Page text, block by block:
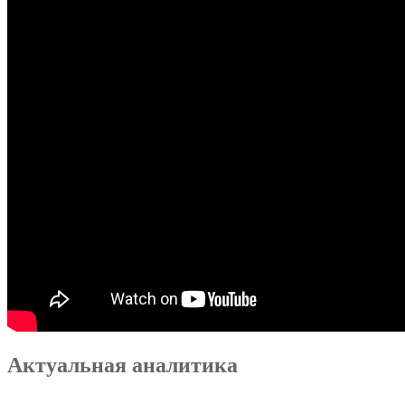
Актуальная аналитика